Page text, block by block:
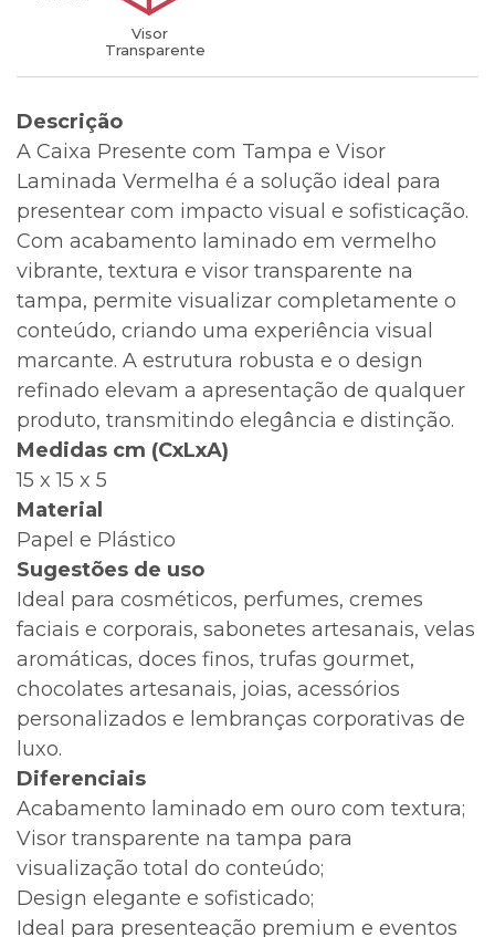
Visor
Transparente
Descrição
A Caixa Presente com Tampa e Visor
Laminada Vermelha é a solução ideal para
presentear com impacto visual e sofisticação.
Com acabamento laminado em vermelho
vibrante, textura e visor transparente na
tampa, permite visualizar completamente o
conteúdo, criando uma experiência visual
marcante. A estrutura robusta e o design
refinado elevam a apresentação de qualquer
produto, transmitindo elegância e distinção.
Medidas cm (CxLxA)
15 x 15 x 5
Material
Papel e Plástico
Sugestões de uso
Ideal para cosméticos, perfumes, cremes
faciais e corporais, sabonetes artesanais, velas
aromáticas, doces finos, trufas gourmet,
chocolates artesanais, joias, acessórios
personalizados e lembranças corporativas de
luxo.
Diferenciais
Acabamento laminado em ouro com textura;
Visor transparente na tampa para
visualização total do conteúdo;
Design elegante e sofisticado;
Ideal para presenteação premium e eventos